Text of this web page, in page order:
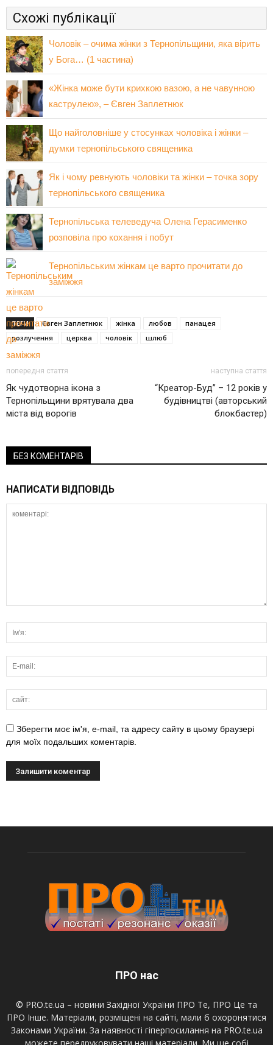
Схожі публікації
Чоловік – очима жінки з Тернопільщини, яка вірить
у Бога… (1 частина)
«Жінка може бути крихкою вазою, а не чавунною
каструлею», – Євген Заплетнюк
Що найголовніше у стосунках чоловіка і жінки –
думки тернопільського священика
Як і чому ревнують чоловіки та жінки – точка зору
тернопільського священика
Тернопільська телеведуча Олена Герасименко
розповіла про кохання і побут
Тернопільським жінкам це варто прочитати до
заміжжя
ТЕГИ Євген Заплетнюк жінка любов
панацея
розлучення
церква чоловік шлюб
попередня стаття
Як чудотворна ікона з
Тернопільщини врятувала два
міста від ворогів
наступна стаття
“Креатор-Буд” – 12 років у
будівництві (авторський
блокбастер)
БЕЗ КОМЕНТАРІВ
НАПИСАТИ ВІДПОВІДЬ
Зберегти моє ім'я, e-mail, та адресу сайту в цьому браузері
для моїх подальших коментарів.
ПРО нас
© PRO.te.ua – новини Західної України ПРО Те, ПРО Це та
ПРО Інше. Матеріали, розміщені на сайті, мали б охоронятися
Законами України. За наявності гіперпосилання на PRO.te.ua